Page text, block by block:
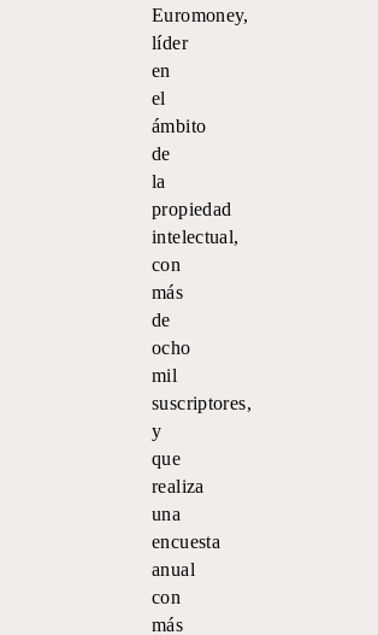
Euromoney,
líder
en
el
ámbito
de
la
propiedad
intelectual,
con
más
de
ocho
mil
suscriptores,
y
que
realiza
una
encuesta
anual
con
más